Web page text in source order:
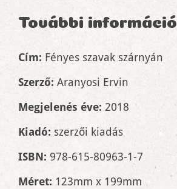
További információ
Cím: Fényes szavak szárnyán
Szerző: Aranyosi Ervin
Megjelenés éve: 2018
Kiadó: szerzői kiadás
ISBN: 978-615-80963-1-7
Méret: 123mm x 199mm